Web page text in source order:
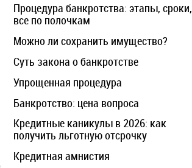
Процедура банкротства: этапы, сроки,
все по полочкам
Можно ли сохранить имущество?
Суть закона о банкротстве
Упрощенная процедура
Банкротство: цена вопроса
Кредитные каникулы в 2026: как
получить льготную отсрочку
Кредитная амнистия